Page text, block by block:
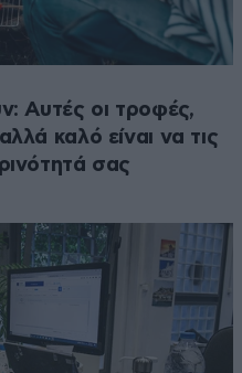
Αυτές οι τροφές,
καλό είναι να τις
σας